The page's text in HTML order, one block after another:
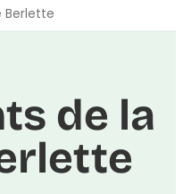
Berlette
de la